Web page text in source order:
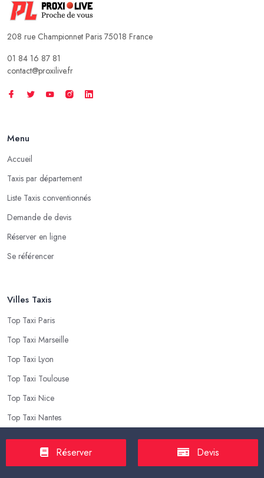
208 rue Championnet Paris 75018 France
01 84 16 87 81
contact@proxilive.fr
Menu
Accueil
Taxis par département
Liste Taxis conventionnés
Demande de devis
Réserver en ligne
Se référencer
Villes Taxis
Top Taxi Paris
Top Taxi Marseille
Top Taxi Lyon
Top Taxi Toulouse
Top Taxi Nice
Top Taxi Nantes
Top Taxis
Réserver Devis